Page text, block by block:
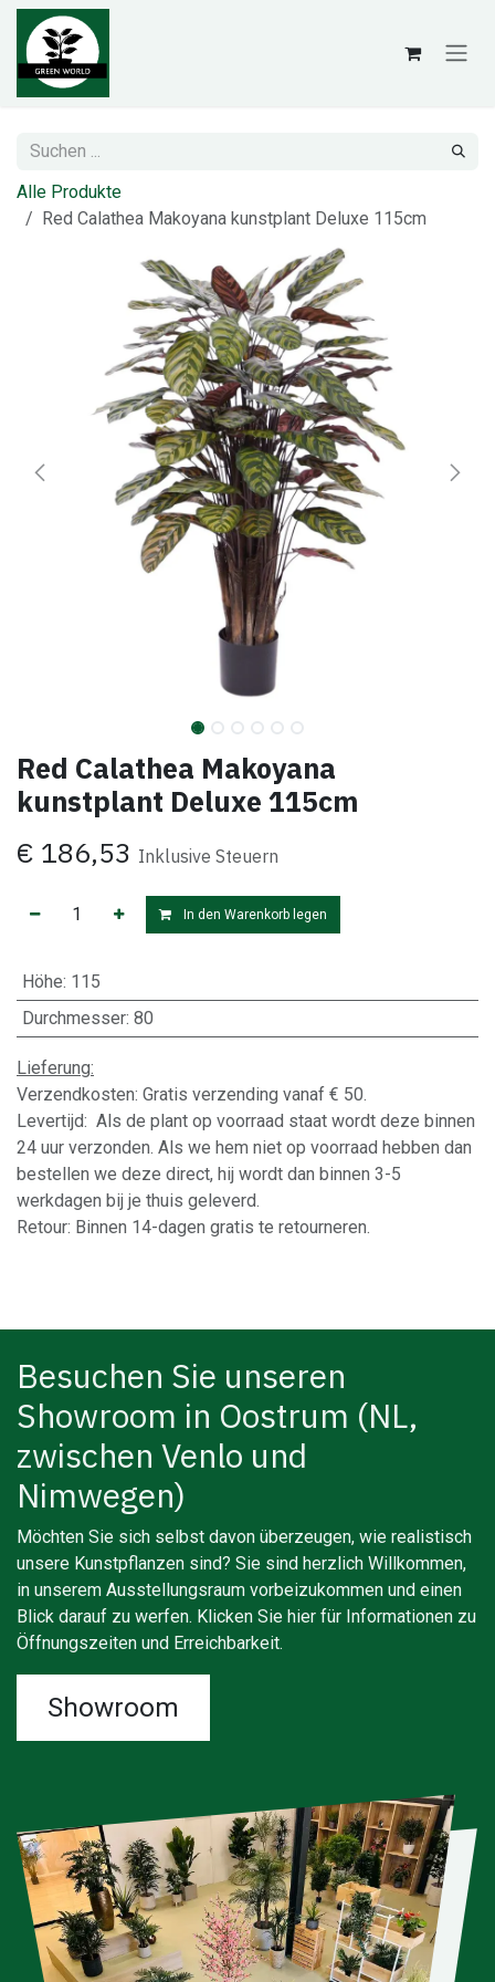
Zum Inhalt springen
Alle Produkte
Red Calathea Makoyana kunstplant Deluxe 115cm
Red Calathea Makoyana
kunstplant Deluxe 115cm
€ 186,53 Inklusive Steuern
In den Warenkorb legen
Höhe: 115
Durchmesser: 80
Lieferung:
Verzendkosten: Gratis verzending vanaf € 50.
Levertijd: Als de plant op voorraad staat wordt deze binnen
24 uur verzonden. Als we hem niet op voorraad hebben dan
bestellen we deze direct, hij wordt dan binnen 3-5
werkdagen bij je thuis geleverd.
Retour: Binnen 14-dagen gratis te retourneren.
Besuchen Sie unseren
Showroom in Oostrum (NL,
zwischen Venlo und
Nimwegen)
Möchten Sie sich selbst davon überzeugen, wie realistisch
unsere Kunstpflanzen sind? Sie sind herzlich Willkommen,
in unserem Ausstellungsraum vorbeizukommen und einen
Blick darauf zu werfen. Klicken Sie hier für Informationen zu
Öffnungszeiten und Erreichbarkeit.
Showroom